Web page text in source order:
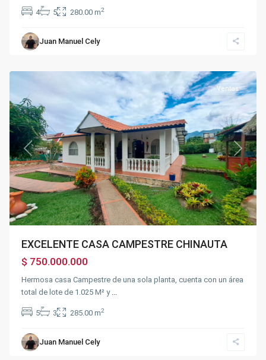
4 5 280.00 m2
Juan Manuel Cely
Previous Next
Ventas
EXCELENTE CASA CAMPESTRE CHINAUTA
$ 750.000.000
Hermosa casa Campestre de una sola planta, cuenta con un área
total de lote de 1.025 M² y ...
5 3 285.00 m2
Juan Manuel Cely